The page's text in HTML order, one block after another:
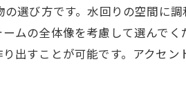
の選び方です。水回りの空間に
ムの全体像を考慮して選んで
出すことが可能です。アクセ